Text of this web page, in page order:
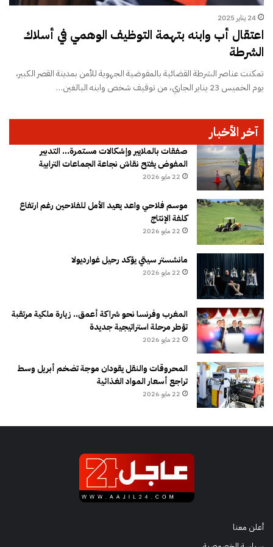
24 يناير 2025
اعتقال أب وابنه بتهمة التوظيف الوهمي في أسلاك
الشرطة
تمكنت عناصر الشرطة القضائية بالمفوضية الجهوية للأمن بمدينة القصر الكبير،
يوم الخميس 23 يناير الجاري، من توقيف شخص وابنه البالغين…
آخر الأخبار
صفقات بالملايير وإشكالات مستمرة… التدبير
المفوض يفتح نقاش نجاعة الجماعات الترابية
22 مايو 2026
موسم فلاحي واعد يعيد الأمل للفلاحين رغم ارتفاع
كلفة الإنتاج
22 مايو 2026
مانشستر سيتي يؤكد رحيل غوارديولا
22 مايو 2026
المغرب وفرنسا نحو شراكة أعمق.. زيارة ملكية مرتقبة
تؤطر مرحلة استراتيجية جديدة
22 مايو 2026
المحروقات والنقل يقودان موجة تضخم أبريل وسط
تراجع أسعار المواد الغذائية
22 مايو 2026
أعلن معنا